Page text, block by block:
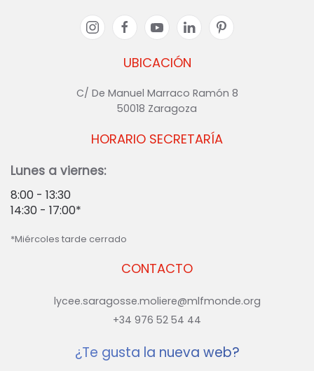
UBICACIÓN
C/ De Manuel Marraco Ramón 8
50018 Zaragoza
CONTACTO
lycee.saragosse.moliere@mlfmonde.org
+34 976 52 54 44
HORARIO SECRETARÍA
Lunes a viernes:
8:00 - 13:30
14:30 - 17:00*
*Miércoles tarde cerrado
¿Te gusta la nueva web?